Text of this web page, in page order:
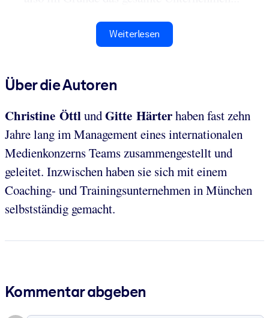
Weiterlesen
Über die Autoren
Christine ÖttlundGitte Härterhaben fast zehn
Jahre lang im Management eines internationalen
Medienkonzerns Teams zusammengestellt und
geleitet. Inzwischen haben sie sich mit einem
Coaching- und Trainingsunternehmen in München
selbstständig gemacht.
Kommentar abgeben